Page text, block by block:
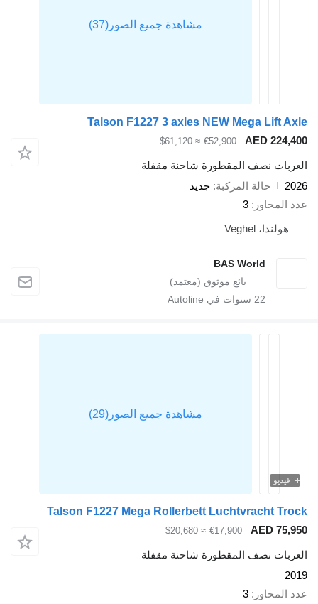
Talson F1227 3 axles NEW Mega Lift
AED
€52,900
≈ $61,120
نصف المقطورة شاحنة مقفلة
حالة المركبة جديد
المحاور 3
هولندا، Veghel
BAS World
سنوات في Autoline
فيديو
Talson F1227 Mega Rollerbett Luchtvracht
AED
€17,900
≈ $20,680
نصف المقطورة شاحنة مقفلة
المحاور 3